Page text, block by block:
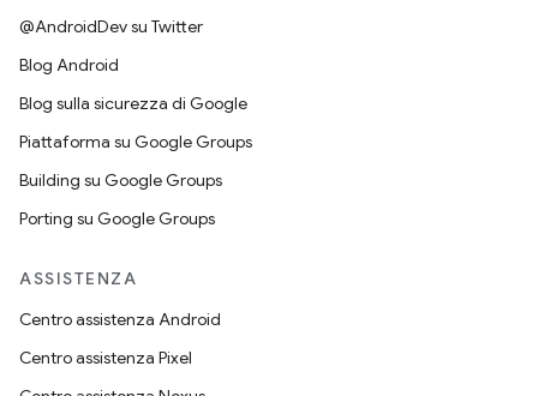
@AndroidDev su Twitter
Blog Android
Blog sulla sicurezza di Google
Piattaforma su Google Groups
Building su Google Groups
Porting su Google Groups
ASSISTENZA
Centro assistenza Android
Centro assistenza Pixel